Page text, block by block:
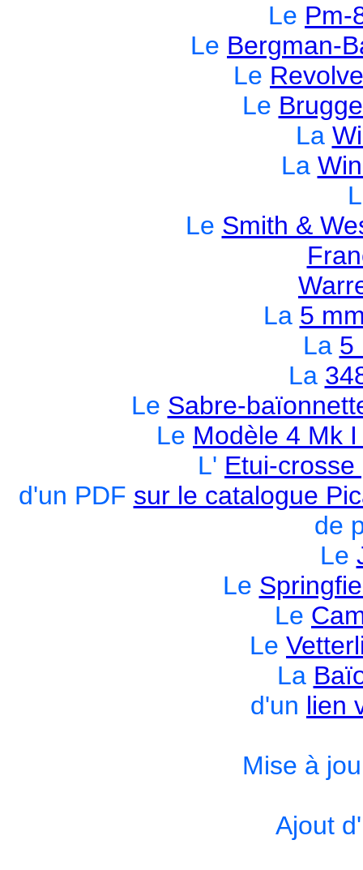
Le Pm-
Le Bergman-
Le
Le
La
La
Le Smith &
La 5
La 5
La
Le Sabre-
Le Modèle 4 Mk
L' Etui-
d'un PDF sur le catalogue
de
Le
Le
Le
Le
La
d'un lien
Mise à
Ajout